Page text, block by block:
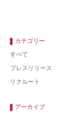
カテゴリー
すべて
プレスリリース
リクルート
アーカイブ